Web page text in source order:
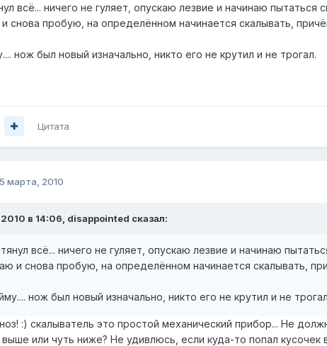
всё... ничего не гуляет, опускаю лезвие и начинаю
снова пробую, на определённом начинается скалывать,
нож был новый изначально, никто его не крутил и не трогал.
Цитата
5 марта, 2010
в 14:06, disappointed сказал:
всё... ничего не гуляет, опускаю лезвие и начинаю
и снова пробую, на определённом начинается скалывать,
нож был новый изначально, никто его не крутил и не
:) скалыватель это простой механический прибор... Не
или чуть ниже? Не удивлюсь, если куда-то попал кусочек